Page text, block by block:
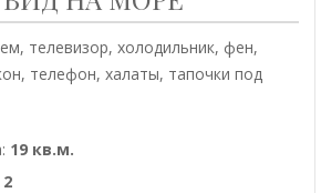
телевизор, холодильник, фен,
телефон, халаты, тапочки под
19 кв.м.
2